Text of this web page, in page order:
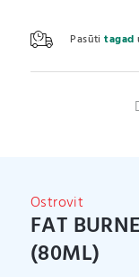
extreme
(80ml)
daudzums
Pasūtitagad
Ostrovit
FAT
(80ML)